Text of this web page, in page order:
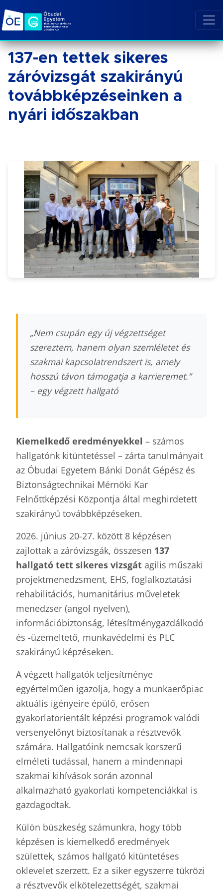
137-en tettek sikeres
záróvizsgát szakirányú
továbbképzéseinken a
nyári időszakban
„Nem csupán egy új végzettséget
szereztem, hanem olyan szemléletet és
szakmai kapcsolatrendszert is, amely
hosszú távon támogatja a karrieremet.”
– egy végzett hallgató
Kiemelkedő eredményekkel – számos
hallgatónk kitüntetéssel – zárta tanulmányait
az Óbudai Egyetem Bánki Donát Gépész és
Biztonságtechnikai Mérnöki Kar
Felnőttképzési Központja által meghirdetett
szakirányú továbbképzéseken.
2026. június 20-27. között 8 képzésen
zajlottak a záróvizsgák, összesen 137
hallgató tett sikeres vizsgát agilis műszaki
projektmenedzsment, EHS, foglalkoztatási
rehabilitációs, humanitárius műveletek
menedzser (angol nyelven),
információbiztonság, létesítménygazdálkodó
és -üzemeltető, munkavédelmi és PLC
szakirányú képzéseken.
A végzett hallgatók teljesítménye
egyértelműen igazolja, hogy a munkaerőpiac
aktuális igényeire épülő, erősen
gyakorlatorientált képzési programok valódi
versenyelőnyt biztosítanak a résztvevők
számára. Hallgatóink nemcsak korszerű
elméleti tudással, hanem a mindennapi
szakmai kihívások során azonnal
alkalmazható gyakorlati kompetenciákkal is
gazdagodtak.
Külön büszkeség számunkra, hogy több
képzésen is kiemelkedő eredmények
születtek, számos hallgató kitüntetéses
oklevelet szerzett. Ez a siker egyszerre tükrözi
a résztvevők elkötelezettségét, szakmai